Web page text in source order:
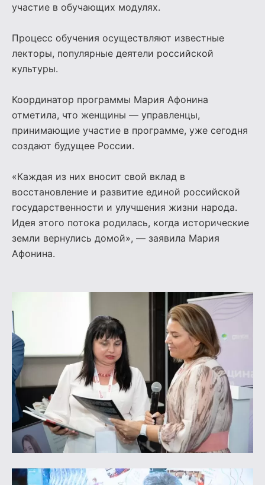
участие в обучающих модулях.
Процесс обучения осуществляют известные
лекторы, популярные деятели российской
культуры.
Координатор программы Мария Афонина
отметила, что женщины — управленцы,
принимающие участие в программе, уже сегодня
создают будущее России.
«Каждая из них вносит свой вклад в
восстановление и развитие единой российской
государственности и улучшения жизни народа.
Идея этого потока родилась, когда исторические
земли вернулись домой», — заявила Мария
Афонина.